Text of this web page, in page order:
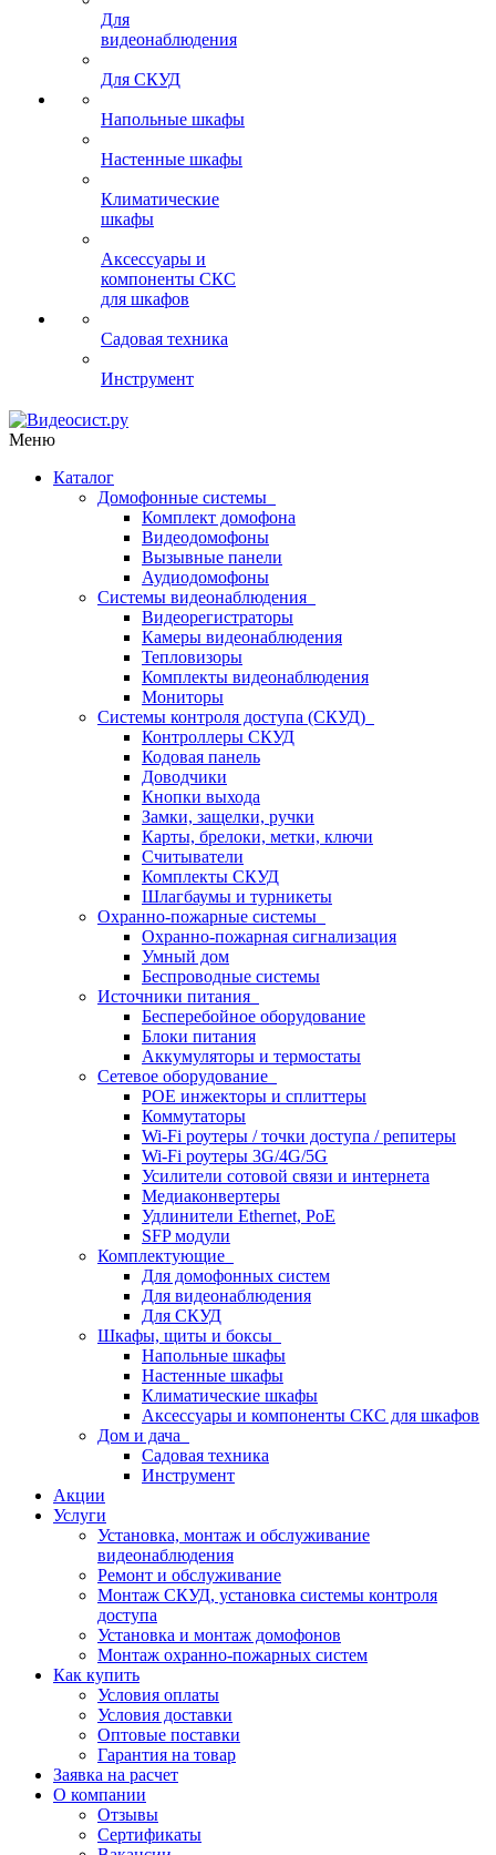
Для
видеонаблюдения
Для СКУД
Напольные шкафы
Настенные шкафы
Климатические
шкафы
Аксессуары и
компоненты СКС
для шкафов
Садовая техника
Инструмент
Меню
Каталог
Домофонные системы
Комплект домофона
Видеодомофоны
Вызывные панели
Аудиодомофоны
Системы видеонаблюдения
Видеорегистраторы
Камеры видеонаблюдения
Тепловизоры
Комплекты видеонаблюдения
Мониторы
Системы контроля доступа (СКУД)
Контроллеры СКУД
Кодовая панель
Доводчики
Кнопки выхода
Замки, защелки, ручки
Карты, брелоки, метки, ключи
Считыватели
Комплекты СКУД
Шлагбаумы и турникеты
Охранно-пожарные системы
Охранно-пожарная сигнализация
Умный дом
Беспроводные системы
Источники питания
Бесперебойное оборудование
Блоки питания
Аккумуляторы и термостаты
Сетевое оборудование
POE инжекторы и сплиттеры
Коммутаторы
Wi-Fi роутеры / точки доступа / репитеры
Wi-Fi роутеры 3G/4G/5G
Усилители сотовой связи и интернета
Медиаконвертеры
Удлинители Ethernet, PoE
SFP модули
Комплектующие
Для домофонных систем
Для видеонаблюдения
Для СКУД
Шкафы, щиты и боксы
Напольные шкафы
Настенные шкафы
Климатические шкафы
Аксессуары и компоненты СКС для шкафов
Дом и дача
Садовая техника
Инструмент
Акции
Услуги
Установка, монтаж и обслуживание
видеонаблюдения
Ремонт и обслуживание
Монтаж СКУД, установка системы контроля
доступа
Установка и монтаж домофонов
Монтаж охранно-пожарных систем
Как купить
Условия оплаты
Условия доставки
Оптовые поставки
Гарантия на товар
Заявка на расчет
О компании
Отзывы
Сертификаты